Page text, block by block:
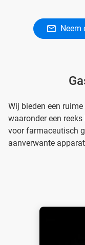
Neem
Wij bieden een
waaronder een
voor farmaceutisch
aanverwante